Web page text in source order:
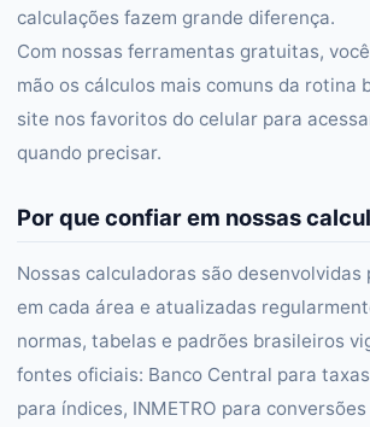
calculações fazem grande diferença.
Com nossas ferramentas gratuitas,
mão os cálculos mais comuns da rotina
site nos favoritos do celular para
quando precisar.
Por que confiar em nossas
Nossas calculadoras são
em cada área e atualizadas
normas, tabelas e padrões brasileiros
fontes oficiais: Banco Central para
para índices, INMETRO para